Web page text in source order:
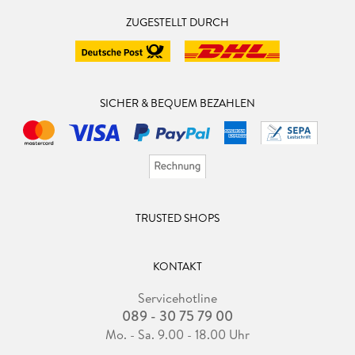
ZUGESTELLT DURCH
SICHER & BEQUEM BEZAHLEN
TRUSTED SHOPS
KONTAKT
Servicehotline
089 - 30 75 79 00
Mo. - Sa. 9.00 - 18.00 Uhr